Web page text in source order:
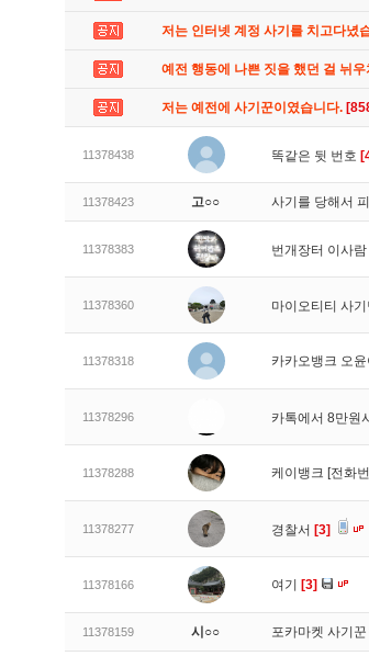
저는 인터넷 계정 사기를 치고다녔
예전 행동에 나쁜 짓을 했던 걸 뉘
저는 예전에 사기꾼이였습니다.
11378438 똑같은 뒷 번호
11378423 고○○ 사기를 당해서
11378383 번개장터 이사
11378360 마이오티티 사
11378318 카카오뱅크 오
11378296 카톡에서 8만원
11378288 케이뱅크 [전화
11378277 경찰서 [3]
11378166 여기 [3]
11378159 시○○ 포카마켓 사기꾼